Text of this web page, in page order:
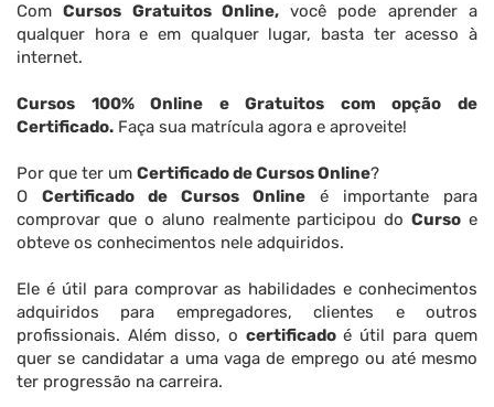
ComCursos Gratuitos Online,você pode aprender a
qualquer hora e em qualquer lugar, basta ter acesso à
internet.
Cursos 100% Online e Gratuitos com opção de
Certificado. Faça sua matrícula agora e aproveite!
Por que ter um Certificado de Cursos Online?
O Certificado de Cursos Online é importante para
comprovar que o aluno realmente participou doCurso e
obteve os conhecimentos nele adquiridos.
Ele é útil para comprovar as habilidades e conhecimentos
adquiridos para empregadores, clientes e outros
profissionais. Além disso, o certificadoé útil para quem
quer se candidatar a uma vaga de emprego ou até mesmo
ter progressão na carreira.